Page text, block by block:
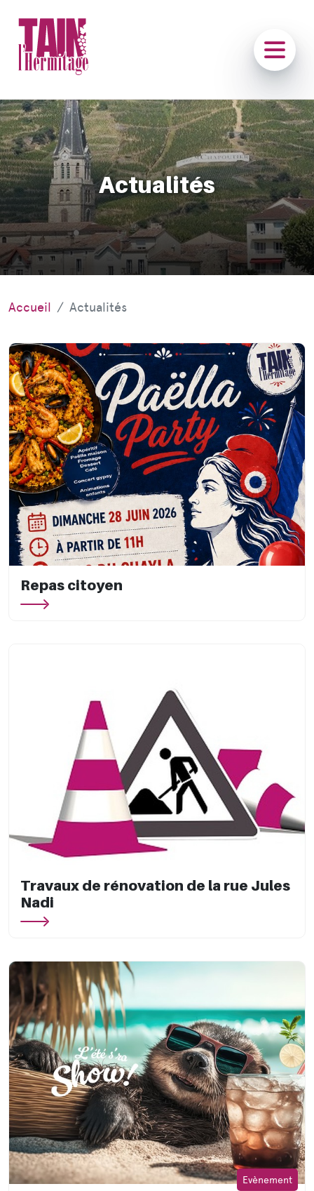
Actualités
Accueil Actualités
Repas citoyen
Travaux de rénovation de la rue Jules
Nadi
Evènement